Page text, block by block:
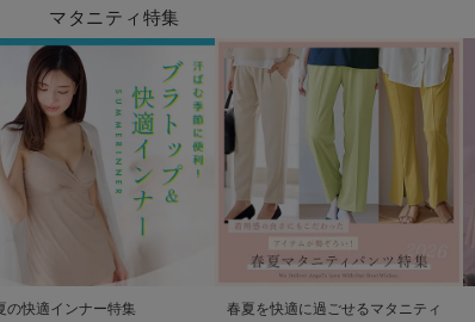
マタニティ特集
の快適インナー特集
春夏を快適に過ごせるマタニティ